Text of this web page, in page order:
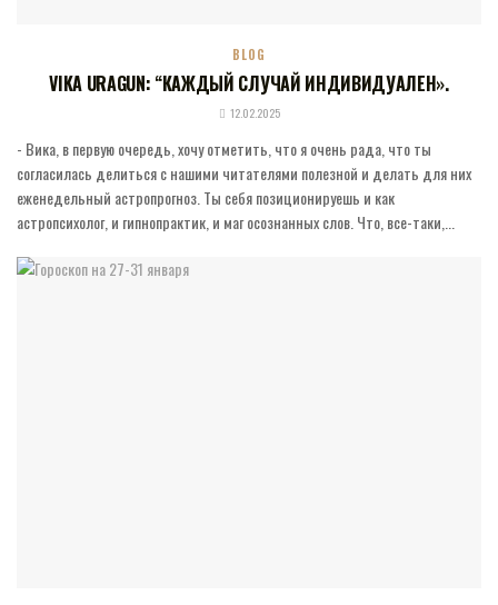
BLOG
VIKA URAGUN: “КАЖДЫЙ СЛУЧАЙ ИНДИВИДУАЛЕН».
12.02.2025
- Вика, в первую очередь, хочу отметить, что я очень рада, что ты
согласилась делиться с нашими читателями полезной и делать для них
еженедельный астропрогноз. Ты себя позиционируешь и как
астропсихолог, и гипнопрактик, и маг осознанных слов. Что, все-таки,...